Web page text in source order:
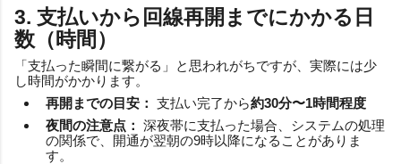
3. 支払いから回線再開までにかかる日
数（時間）
「支払った瞬間に繋がる」と思われがちですが、実際には少
し時間がかかります。
再開までの目安： 支払い完了から約30分〜1時間程度
夜間の注意点： 深夜帯に支払った場合、システムの処理
の関係で、開通が翌朝の9時以降になることがありま
す。